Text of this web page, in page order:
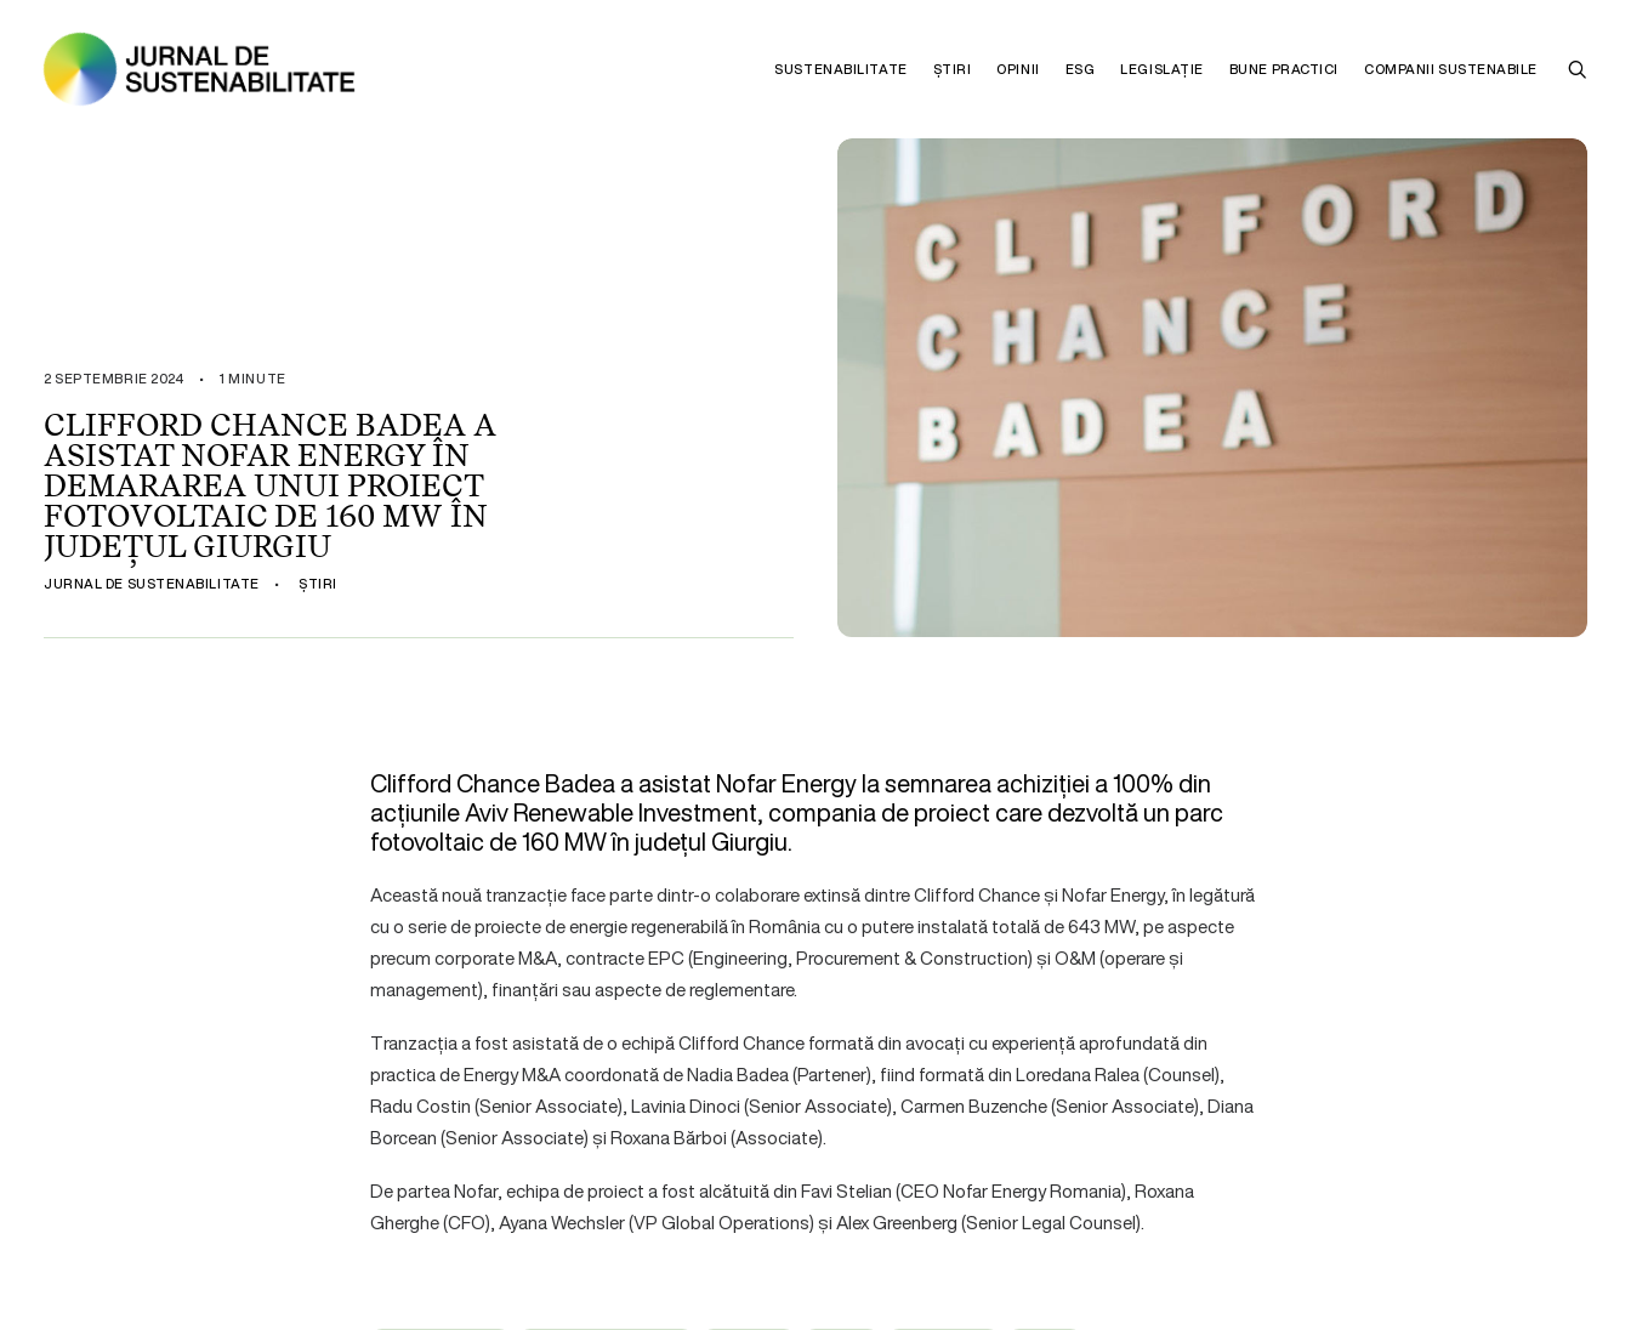
SUSTENABILITATE ȘTIRI OPINII ESG LEGISLAȚIE BUNE PRACTICI COMPANII SUSTENABILE
2 SEPTEMBRIE 2024 • 1 MINUTE
CLIFFORD CHANCE BADEA A
ASISTAT NOFAR ENERGY ÎN
DEMARAREA UNUI PROIECT
FOTOVOLTAIC DE 160 MW ÎN
JUDEȚUL GIURGIU
JURNAL DE SUSTENABILITATE • ȘTIRI
Clifford Chance Badea a asistat Nofar Energy la semnarea achiziției a 100% din
acțiunile Aviv Renewable Investment, compania de proiect care dezvoltă un parc
fotovoltaic de 160 MW în județul Giurgiu.
Această nouă tranzacție face parte dintr-o colaborare extinsă dintre Clifford Chance și Nofar Energy, în legătură
cu o serie de proiecte de energie regenerabilă în România cu o putere instalată totală de 643 MW, pe aspecte
precum corporate M&A, contracte EPC (Engineering, Procurement & Construction) și O&M (operare și
management), finanțări sau aspecte de reglementare.
Tranzacția a fost asistată de o echipă Clifford Chance formată din avocați cu experiență aprofundată din
practica de Energy M&A coordonată de Nadia Badea (Partener), fiind formată din Loredana Ralea (Counsel),
Radu Costin (Senior Associate), Lavinia Dinoci (Senior Associate), Carmen Buzenche (Senior Associate), Diana
Borcean (Senior Associate) și Roxana Bărboi (Associate).
De partea Nofar, echipa de proiect a fost alcătuită din Favi Stelian (CEO Nofar Energy Romania), Roxana
Gherghe (CFO), Ayana Wechsler (VP Global Operations) și Alex Greenberg (Senior Legal Counsel).